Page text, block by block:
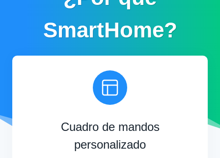
SmartHome?
Cuadro de mandos
personalizado